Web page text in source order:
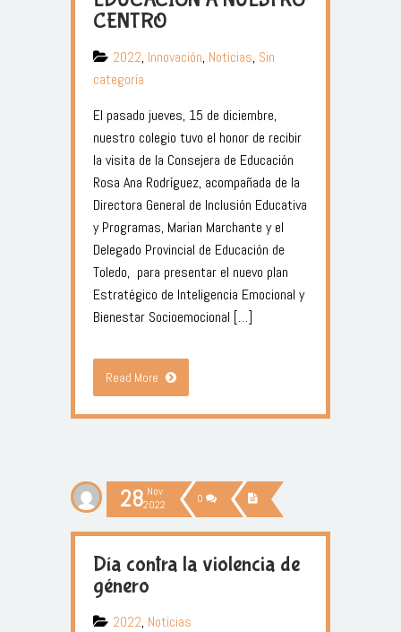
CENTRO
2022, Innovación, Noticias, Sin
categoría
El pasado jueves, 15 de diciembre,
nuestro colegio tuvo el honor de recibir
la visita de la Consejera de Educación
Rosa Ana Rodríguez, acompañada de la
Directora General de Inclusión Educativa
y Programas, Marian Marchante y el
Delegado Provincial de Educación de
Toledo, para presentar el nuevo plan
Estratégico de Inteligencia Emocional y
Bienestar Socioemocional […]
Read More
28 Nov
2022
0
Día contra la violencia de
género
2022, Noticias